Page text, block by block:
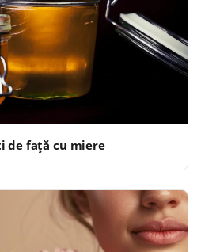
de faţă cu miere